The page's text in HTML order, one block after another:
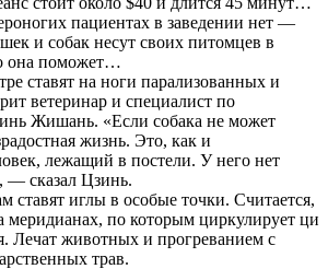
пациентах в заведении нет —
и собак несут своих питомцев в
она поможет…
ставят на ноги парализованных и
ветеринар и специалист по
Жишань. «Если собака не может
жизнь. Это, как и
лежащий в постели. У него нет
— сказал Цзинь.
ставят иглы в особые точки. Считается,
меридианах, по которым циркулирует ци
Лечат животных и прогреванием с
трав.